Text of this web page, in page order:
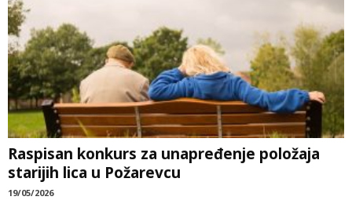
Raspisan konkurs za unapređenje položaja
starijih lica u Požarevcu
19/05/2026